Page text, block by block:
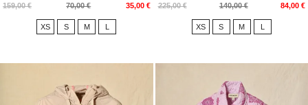
159,00 €
Prix
70,00 € 35,00 €
Prix
XS S M L
225,00 €
Prix
140,00 € 84,00 €
Prix
XS S M L